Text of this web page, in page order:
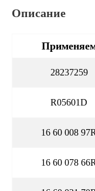
Описание
28237259
R05601D
16 60 008 97R
16 60 078 66R